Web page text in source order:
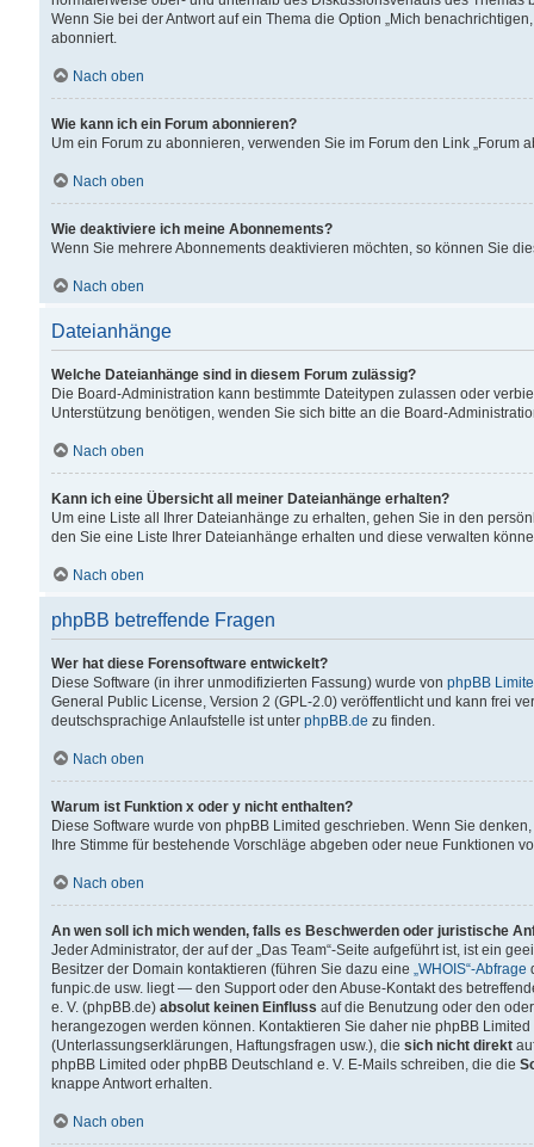
Wenn Sie bei der Antwort auf ein Thema die Option „Mich
abonniert.
Nach oben
Wie kann ich ein Forum abonnieren?
Um ein Forum zu abonnieren, verwenden Sie im Forum den Link „Forum
Nach oben
Wie deaktiviere ich meine Abonnements?
Wenn Sie mehrere Abonnements deaktivieren möchten, so können Sie
Nach oben
Dateianhänge
Welche Dateianhänge sind in diesem Forum zulässig?
Die Board-Administration kann bestimmte Dateitypen zulassen oder
Unterstützung benötigen, wenden Sie sich bitte an die Board-
Nach oben
Kann ich eine Übersicht all meiner Dateianhänge erhalten?
Um eine Liste all Ihrer Dateianhänge zu erhalten, gehen Sie in den
den Sie eine Liste Ihrer Dateianhänge erhalten und diese verwalten
Nach oben
phpBB betreffende Fragen
Wer hat diese Forensoftware entwickelt?
Diese Software (in ihrer unmodifizierten Fassung) wurde von phpBB
General Public License, Version 2 (GPL-2.0) veröffentlicht und kann frei
deutschsprachige Anlaufstelle ist unter phpBB.de zu finden.
Nach oben
Warum ist Funktion x oder y nicht enthalten?
Diese Software wurde von phpBB Limited geschrieben. Wenn Sie
Ihre Stimme für bestehende Vorschläge abgeben oder neue Funktionen
Nach oben
An wen soll ich mich wenden, falls es Beschwerden oder juristische
Jeder Administrator, der auf der „Das Team“-Seite aufgeführt ist, ist ein
Besitzer der Domain kontaktieren (führen Sie dazu eine „WHOIS“-Abfrage
funpic.de usw. liegt — den Support oder den Abuse-Kontakt des
e. V. (phpBB.de) absolut keinen Einfluss auf die Benutzung oder den
herangezogen werden können. Kontaktieren Sie daher nie phpBB
(Unterlassungserklärungen, Haftungsfragen usw.), die sich nicht direkt
phpBB Limited oder phpBB Deutschland e. V. E-Mails schreiben, die die
knappe Antwort erhalten.
Nach oben